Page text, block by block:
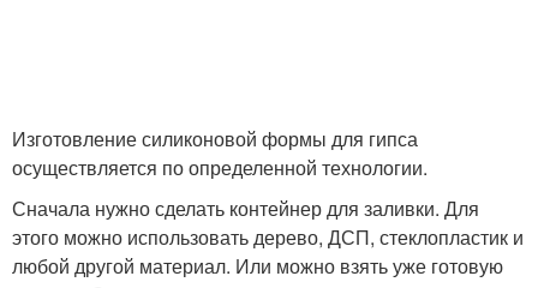
Изготовление силиконовой формы для гипса
осуществляется по определенной технологии.
Сначала нужно сделать контейнер для заливки. Для
этого можно использовать дерево, ДСП, стеклопластик и
любой другой материал. Или можно взять уже готовую